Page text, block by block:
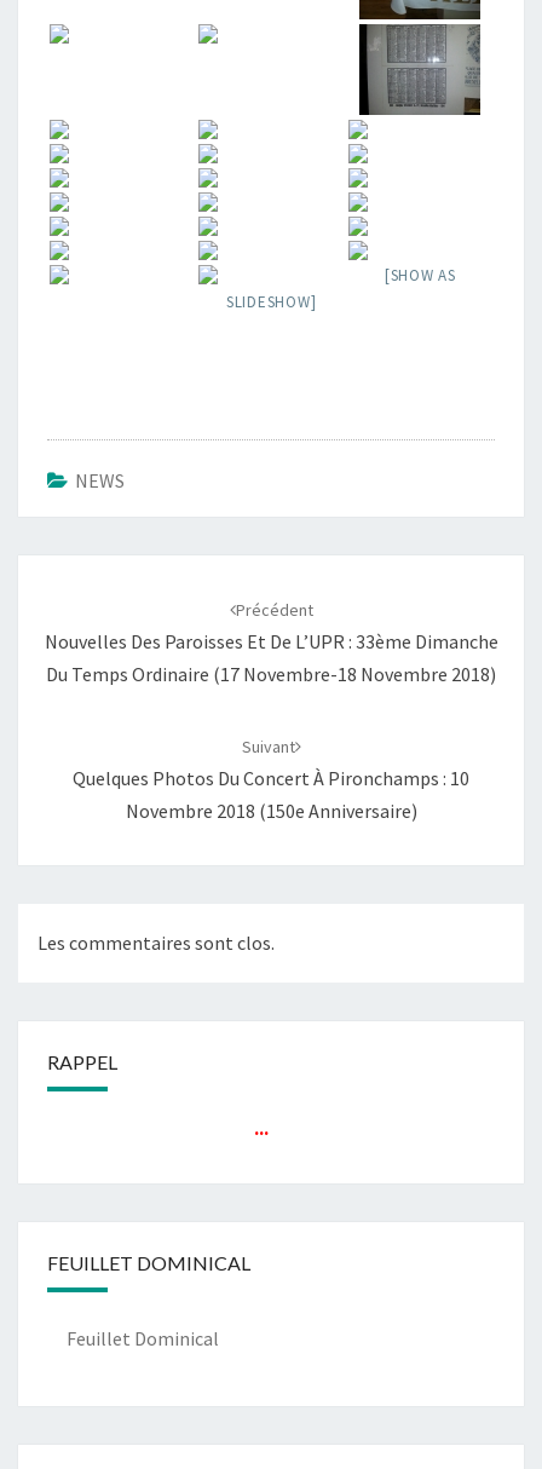
[SHOW AS
SLIDESHOW]
NEWS
Précédent
Nouvelles Des Paroisses Et De L’UPR : 33ème Dimanche
Du Temps Ordinaire (17 Novembre-18 Novembre 2018)
Suivant
Quelques Photos Du Concert À Pironchamps : 10
Novembre 2018 (150e Anniversaire)
Les commentaires sont clos.
RAPPEL
FEUILLET DOMINICAL
Feuillet Dominical